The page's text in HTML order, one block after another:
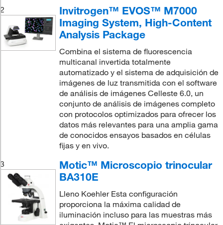
2
Invitrogen™ EVOS™ M7000
Imaging System, High-Content
Analysis Package
Combina el sistema de fluorescencia
multicanal invertida totalmente
automatizado y el sistema de adquisición de
imágenes de luz transmitida con el software
de análisis de imágenes Celleste 6.0, un
conjunto de análisis de imágenes completo
con protocolos optimizados para ofrecer los
datos más relevantes para una amplia gama
de conocidos ensayos basados en células
fijas y en vivo.
3
Motic™ Microscopio trinocular
BA310E
Lleno Koehler Esta configuración
proporciona la máxima calidad de
iluminación incluso para las muestras más